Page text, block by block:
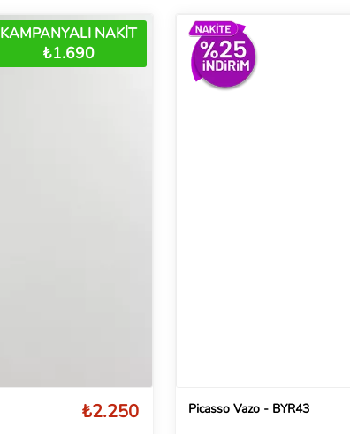
KAMPANYALI NAKİT
₺1.690
₺2.250 Picasso Vazo - BYR43